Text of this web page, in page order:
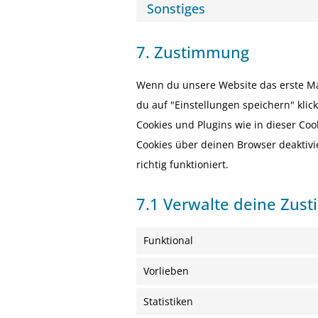
Sonstiges
7. Zustimmung
Wenn du unsere Website das erste
du auf "Einstellungen speichern"
Cookies und Plugins wie in dieser
Cookies über deinen Browser
richtig funktioniert.
7.1 Verwalte deine
Funktional
Vorlieben
Statistiken